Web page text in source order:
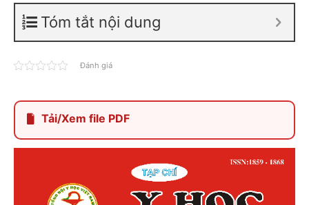
Tóm tắt nội dung
Đánh giá
Tải/Xem file PDF